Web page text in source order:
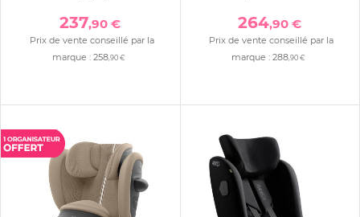
237,90 €
Prix de vente conseillé par la
marque : 258,90 €
264,90 €
Prix de vente conseillé par la
marque : 288,90 €